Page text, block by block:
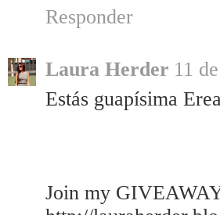
Responder
Laura Herder 11
Estás guapísima
Join my